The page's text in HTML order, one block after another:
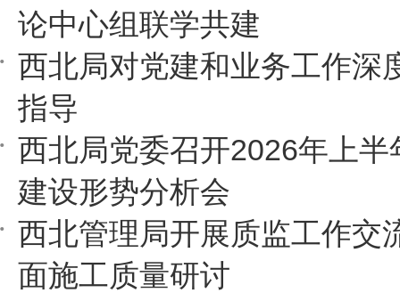
论中心组联学共建
西北局对党建和业务工作深
指导
西北局党委召开2026年上半
建设形势分析会
西北管理局开展质监工作交
面施工质量研讨